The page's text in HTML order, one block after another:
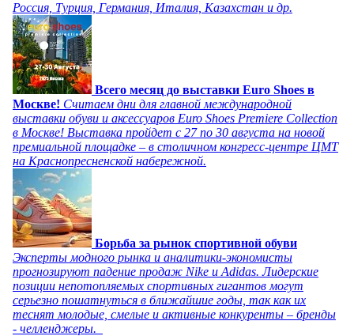
Россия, Турция, Германия, Италия, Казахстан и др.
Всего месяц до выставки Euro Shoes в
Москве! Считаем дни для главной международной
выставки обуви и аксессуаров Euro Shoes Premiere Collection
в Москве! Выставка пройдет с 27 по 30 августа на новой
премиальной площадке – в столичном конгресс-центре ЦМТ
на Краснопресненской набережной.
Борьба за рынок спортивной обуви
Эксперты модного рынка и аналитики-экономисты
прогнозируют падение продаж Nike и Adidas. Лидерские
позиции непотопляемых спортивных гигантов могут
серьезно пошатнуться в ближайшие годы, так как их
теснят молодые, смелые и активные конкуренты – бренды
- челленджеры.